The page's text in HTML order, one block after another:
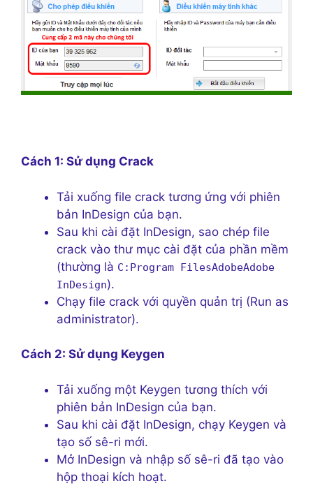
Cách 1: Sử dụng Crack
Tải xuống file crack tương ứng với phiên
bản InDesign của bạn.
Sau khi cài đặt InDesign, sao chép file
crack vào thư mục cài đặt của phần mềm
(thường là C:Program FilesAdobeAdobe
InDesign).
Chạy file crack với quyền quản trị (Run as
administrator).
Cách 2: Sử dụng Keygen
Tải xuống một Keygen tương thích với
phiên bản InDesign của bạn.
Sau khi cài đặt InDesign, chạy Keygen và
tạo số sê-ri mới.
Mở InDesign và nhập số sê-ri đã tạo vào
hộp thoại kích hoạt.